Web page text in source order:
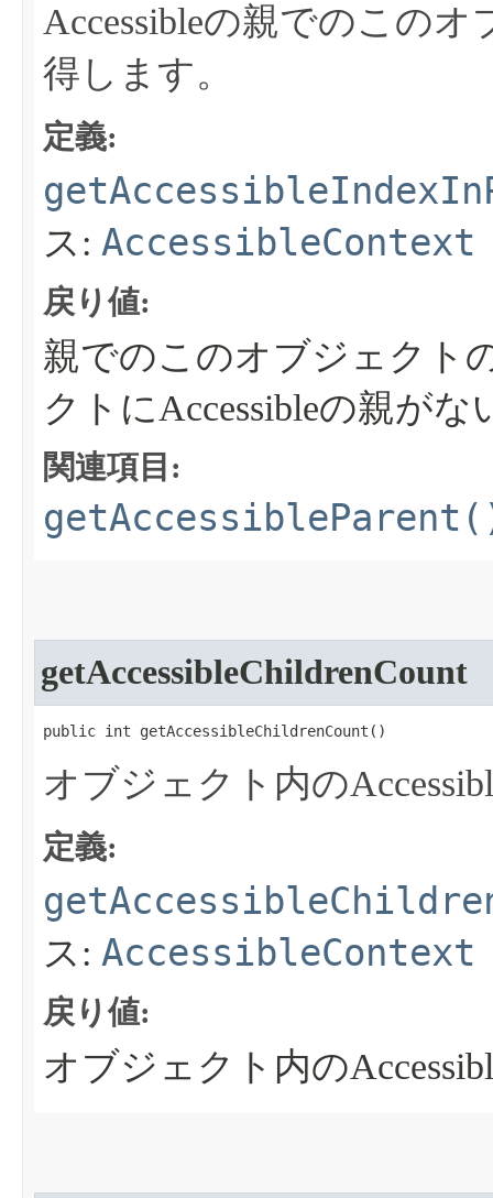
Accessibleの親でのこの
得します。
定義:
ス: AccessibleContext
戻り値:
親でのこのオブジェクト
クトにAccessibleの親がな
関連項目:
getAccessibleChildrenCount
public int getAccessibleChildrenCount​()
オブジェクト内の
定義:
ス: AccessibleContext
戻り値:
オブジェクト内の